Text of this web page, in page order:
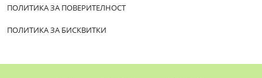
ПОЛИТИКА ЗА ПОВЕРИТЕЛНОСТ
ПОЛИТИКА ЗА БИСКВИТКИ